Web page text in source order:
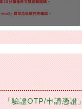
「驗證OTP/申請憑證」